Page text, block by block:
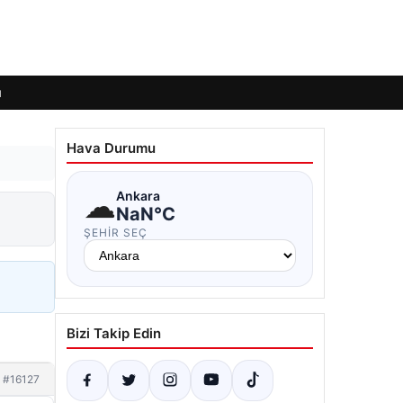
#16127
Hava Durumu
☁Ankara
NaN°C
ŞEHIR SEÇ
Bizi Takip Edin